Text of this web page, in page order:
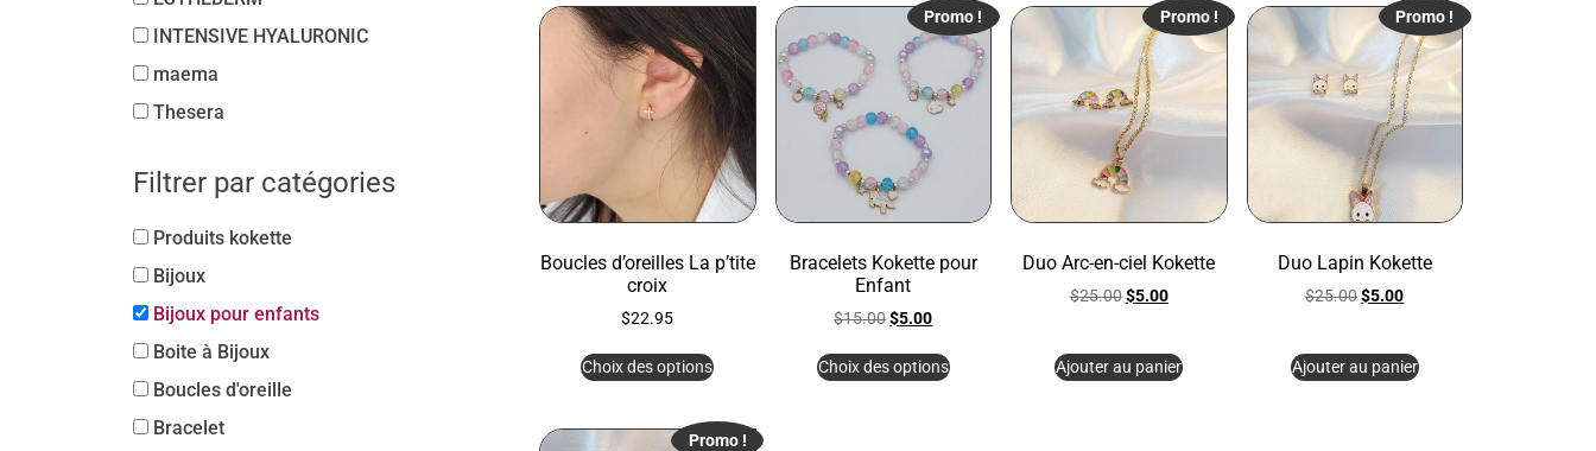
INTENSIVE HYALURONIC
maema
Thesera
Filtrer par catégories
Produits kokette
Bijoux
Bijoux pour enfants
Boite à Bijoux
Boucles d'oreille
Bracelet
Boucles d’oreilles La p’tite
croix
$22.95
Choix des options
Promo !
Bracelets Kokette pour
Enfant
$15.00$5.00
Choix des options
Promo !
Duo Arc-en-ciel Kokette
$25.00 $5.00
Ajouter au panier
Promo !
Duo Lapin Kokette
$25.00$5.00
Ajouter au panier
Promo !